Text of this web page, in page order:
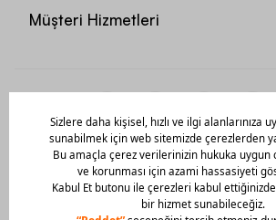
Müşteri Hizmetleri
Mobil Uygulamamızı